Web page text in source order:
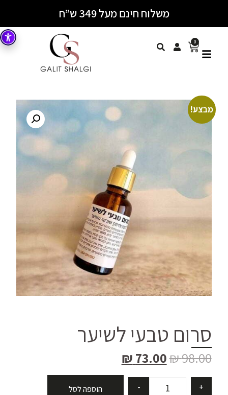
משלוח חינם מעל 349 ש”ח
0
סרום טבעי לשיער
98.00
₪
73.00
₪
- + הוספה לסל
מבצע!